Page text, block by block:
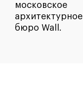
московское
архитектурное
бюро Wall.